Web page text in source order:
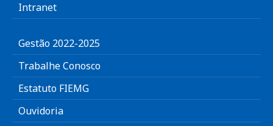
Intranet
Gestão 2022-2025
Trabalhe Conosco
Estatuto FIEMG
Ouvidoria